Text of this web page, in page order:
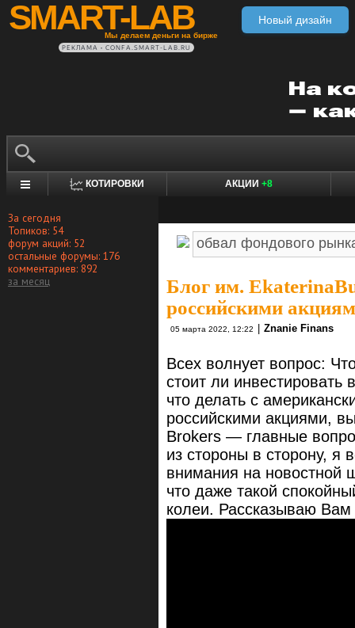
SMART-LAB
Мы делаем деньги на бирже
Новый дизайн
РЕКЛАМА • CONFA.SMART-LAB.RU
КОТИРОВКИ АКЦИИ +8
За сегодня
Топиков: 54
форум акций: 52
остальные форумы: 176
комментариев: 892
за месяц
Блог им.
российскими
05 марта 2022, 12:22 Znanie Finans
Всех волнует вопрос:
стоит ли инвестировать
что делать с
российскими акциями,
Brokers — главные
из стороны в сторону, я
внимания на новостной
что даже такой
колеи. Рассказываю